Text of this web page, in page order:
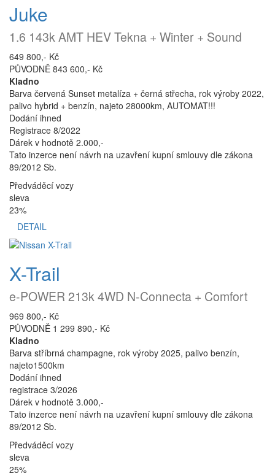
Juke
1.6 143k AMT HEV Tekna + Winter + Sound
649 800,- Kč
PŮVODNĚ 843 600,- Kč
Kladno
Barva červená Sunset metalíza + černá střecha, rok výroby 2022,
palivo hybrid + benzín, najeto 28000km, AUTOMAT!!!
Dodání ihned
Registrace 8/2022
Dárek v hodnotě 2.000,-
Tato inzerce není návrh na uzavření kupní smlouvy dle zákona
89/2012 Sb.
Předváděcí vozy
sleva
23%
DETAIL
X-Trail
e-POWER 213k 4WD N-Connecta + Comfort
969 800,- Kč
PŮVODNĚ 1 299 890,- Kč
Kladno
Barva stříbrná champagne, rok výroby 2025, palivo benzín,
najeto1500km
Dodání ihned
registrace 3/2026
Dárek v hodnotě 3.000,-
Tato inzerce není návrh na uzavření kupní smlouvy dle zákona
89/2012 Sb.
Předváděcí vozy
sleva
25%